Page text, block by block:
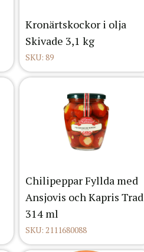
Kronärtskockor i olja
Skivade 3,1 kg
SKU: 89
Chilipeppar Fyllda med
Ansjovis och Kapris Trad
314 ml
SKU: 2111680088